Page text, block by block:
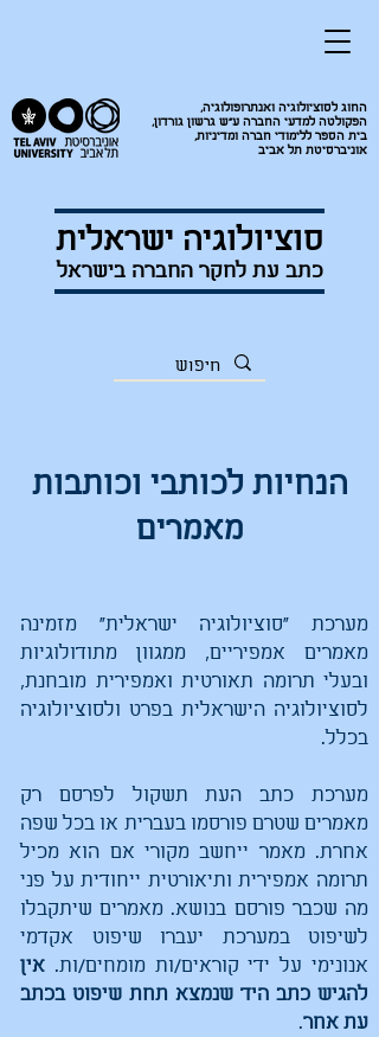
החוג לסוציולוגיה ואנתרופולוגיה,
הפקולטה למדעי החברה ע"ש גרשון גורדון,
בית הספר ללימודי חברה ומדיניות,
אוניברסיטת תל אביב
סוציולוגיה ישראלית
כתב עת לחקר החברה בישראל
הנחיות לכותבי וכותבות
מאמרים
מערכת "סוציולוגיה ישראלית" מזמינה
מאמרים אמפיריים, ממגוון מתודולוגיות
ובעלי תרומה תאורטית ואמפירית מובחנת,
לסוציולוגיה הישראלית בפרט ולסוציולוגיה
בכלל.
מערכת כתב העת תשקול לפרסם רק
מאמרים שטרם פורסמו בעברית או בכל שפה
אחרת. מאמר ייחשב מקורי אם הוא מכיל
תרומה אמפירית ותיאורטית ייחודית על פני
מה שכבר פורסם בנושא. מאמרים שיתקבלו
לשיפוט במערכת יעברו שיפוט אקדמי
אנונימי על ידי קוראים/ות מומחים/ות. אין
להגיש כתב היד שנמצא תחת שיפוט בכתב
עת אחר.